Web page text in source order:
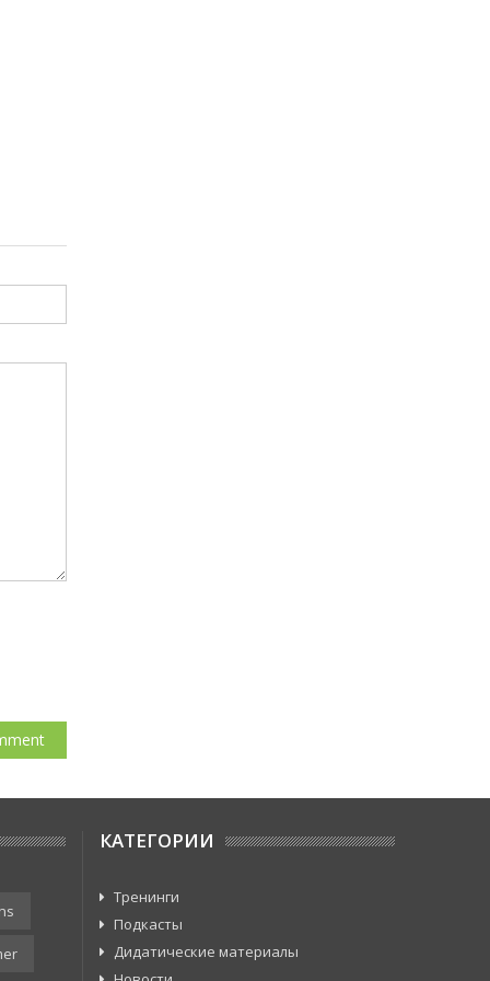
КАТЕГОРИИ
Тренинги
Подкасты
Дидатические материалы